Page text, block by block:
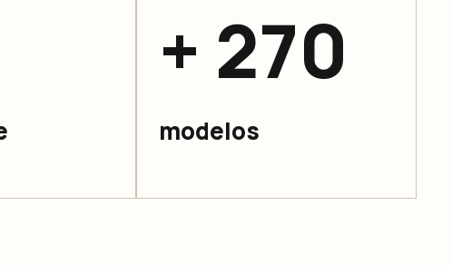
+ 270
modelos